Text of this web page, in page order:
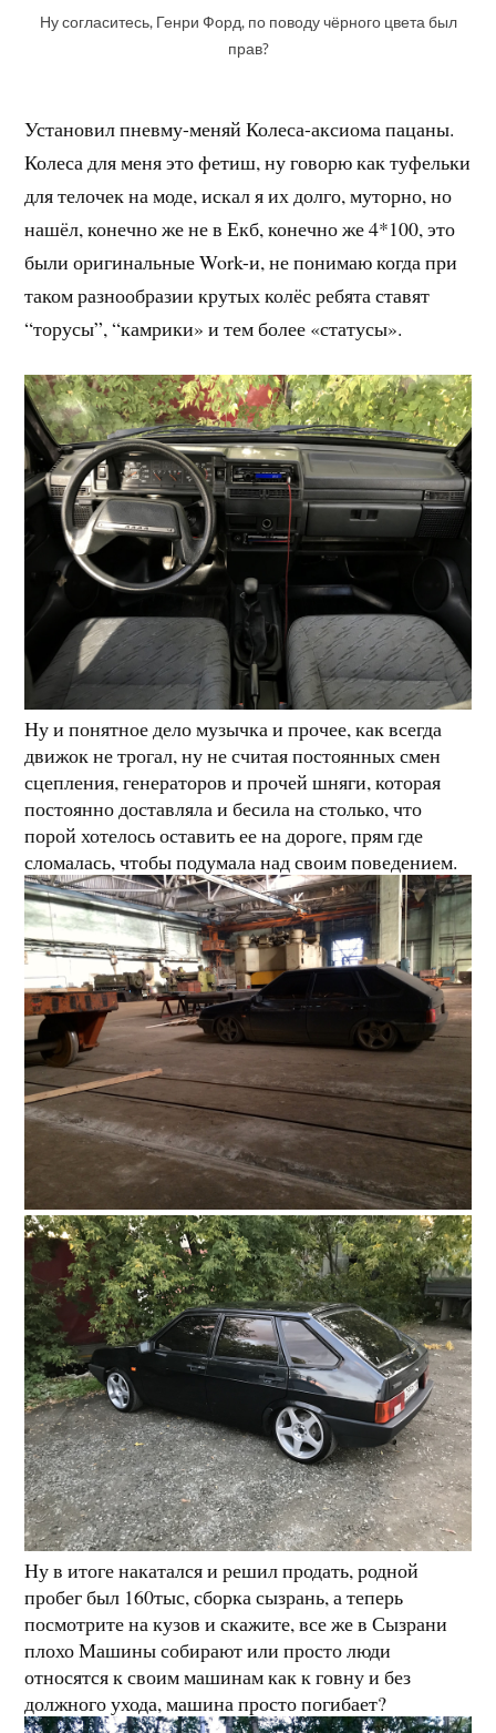
Ну согласитесь, Генри Форд, по поводу чёрного цвета был
прав?
Установил пневму-меняй Колеса-аксиома пацаны.
Колеса для меня это фетиш, ну говорю как туфельки
для телочек на моде, искал я их долго, муторно, но
нашёл, конечно же не в Екб, конечно же 4*100, это
были оригинальные Work-и, не понимаю когда при
таком разнообразии крутых колёс ребята ставят
“торусы”, “камрики» и тем более «статусы».
Ну и понятное дело музычка и прочее, как всегда
движок не трогал, ну не считая постоянных смен
сцепления, генераторов и прочей шняги, которая
постоянно доставляла и бесила на столько, что
порой хотелось оставить ее на дороге, прям где
сломалась, чтобы подумала над своим поведением.
Ну в итоге накатался и решил продать, родной
пробег был 160тыс, сборка сызрань, а теперь
посмотрите на кузов и скажите, все же в Сызрани
плохо Машины собирают или просто люди
относятся к своим машинам как к говну и без
должного ухода, машина просто погибает?